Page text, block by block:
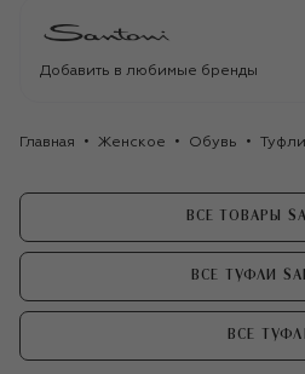
Добавить в любимые бренды
Главная Женское Обувь Туфли
ВСЕ ТОВАРЫ
ВСЕ ТУФЛИ
ВСЕ